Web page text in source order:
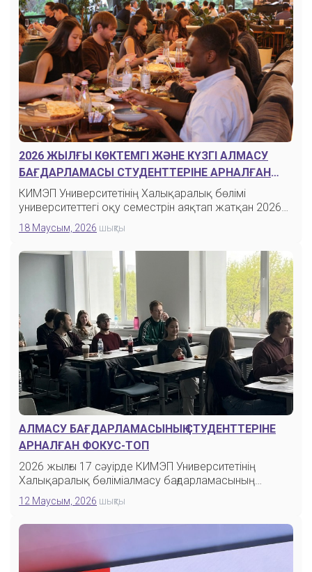
2026 ЖЫЛҒЫ КӨКТЕМГІ ЖӘНЕ КҮЗГІ АЛМАСУ
БАҒДАРЛАМАСЫ СТУДЕНТТЕРІНЕ АРНАЛҒАН
ҚОШТАСУ КЕШІ
КИМЭП Университетінің Халықаралық бөлімі
университеттегі оқу семестрін аяқтап жатқан 2026…
18 Маусым, 2026 шықты
АЛМАСУ БАҒДАРЛАМАСЫНЫҢ СТУДЕНТТЕРІНЕ
АРНАЛҒАН ФОКУС-ТОП
2026 жылғы 17 сәуірде КИМЭП Университетінің
Халықаралық бөліміалмасу бағдарламасының
студенттеріне…
12 Маусым, 2026 шықты